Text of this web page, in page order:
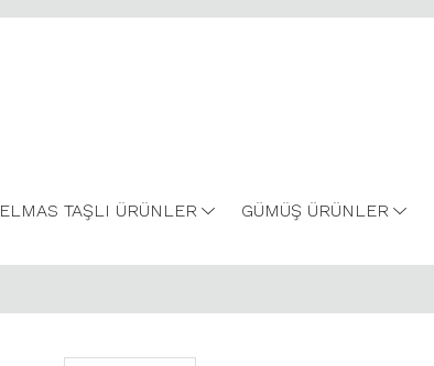
ELMAS TAŞLI ÜRÜNLER GÜMÜŞ ÜRÜNLER